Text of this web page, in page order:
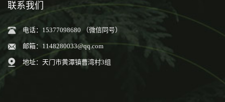
联系我们
电话：15377098680 （微信同号）
邮箱： 1148280033@qq.com
地址：天门市黄潭镇曹湾村3组